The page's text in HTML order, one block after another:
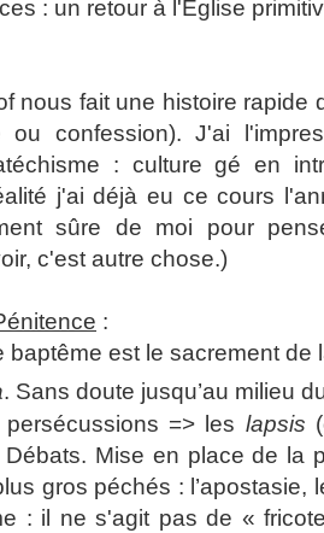
: un retour à l'Eglise
nous fait une histoire rapide
ou confession). J'ai
: culture gé en
j'ai déjà eu ce cours
sûre de moi pour
c'est autre chose.)
:
baptême est le sacrement
. Sans doute jusqu’au milieu
=> les lapsis
Débats. Mise en place de la
gros péchés : l’apostasie,
: il ne s'agit pas de «